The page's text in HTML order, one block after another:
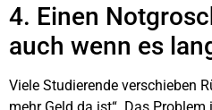
4. Einen
auch wenn es
Vie­le Stu­die­ren­de ver­schie­ben